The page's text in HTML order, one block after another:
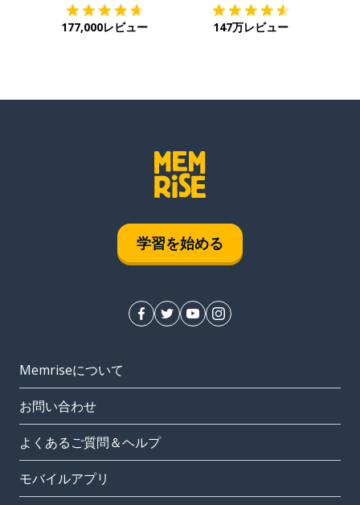
177,000レビュー 147万レビュー
学習を始める
Memriseについて
お問い合わせ
よくあるご質問＆ヘルプ
モバイルアプリ